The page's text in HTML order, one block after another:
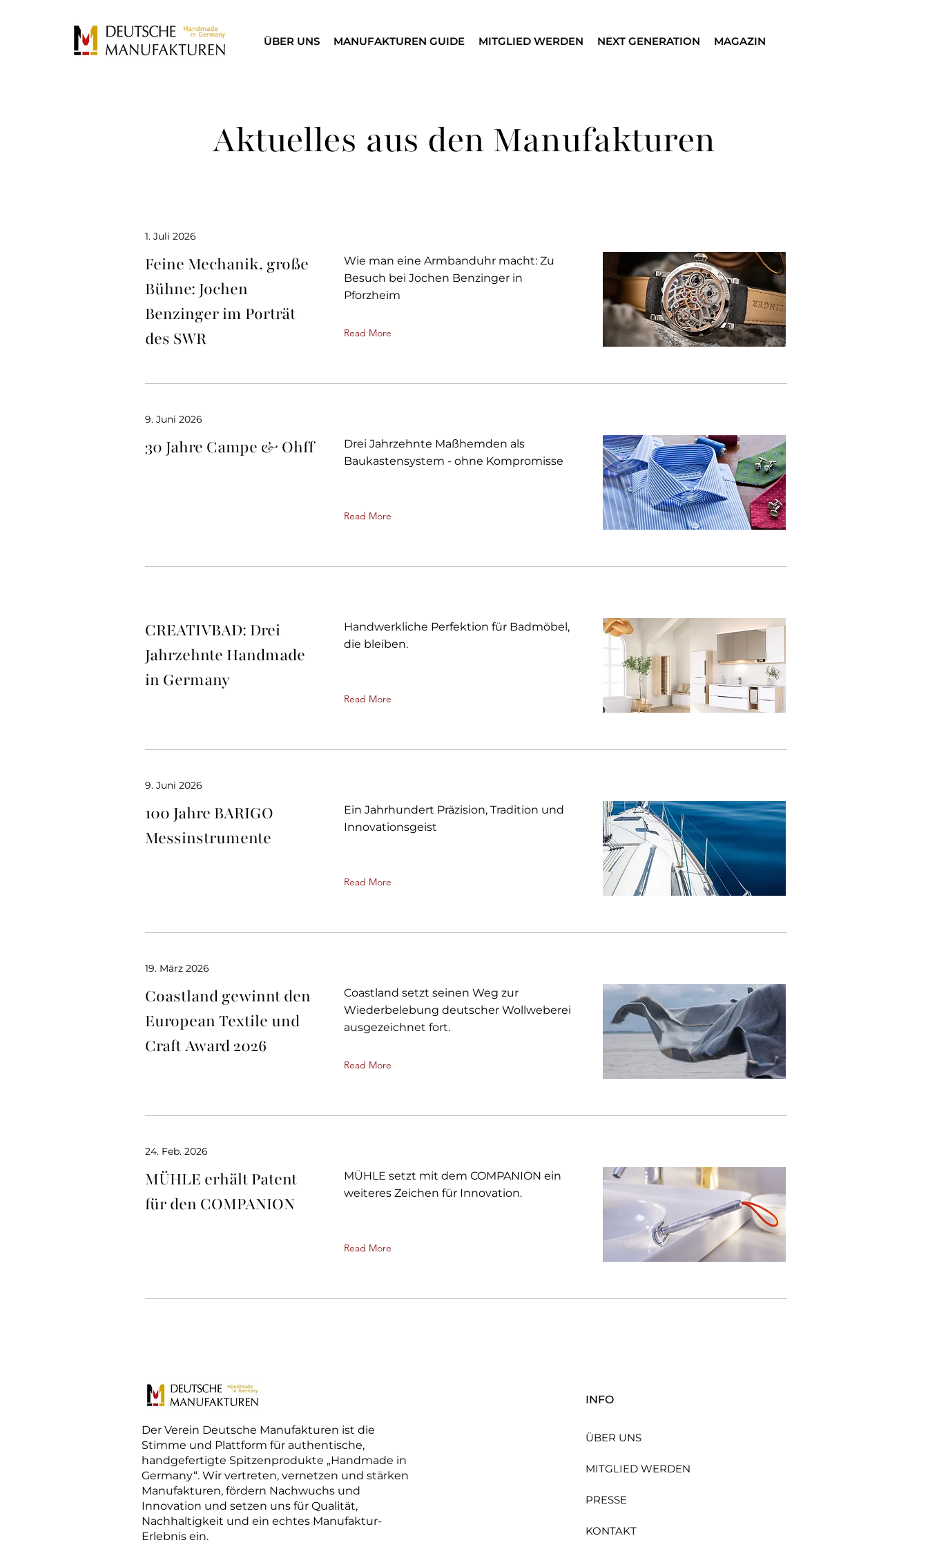
ÜBER UNS MANUFAKTUREN GUIDE MITGLIED WERDEN NEXT GENERATION MAGAZIN
Aktuelles aus den Manufakturen
1. Juli 2026
Feine Mechanik, große
Bühne: Jochen
Benzinger im Porträt
des SWR
Wie man eine Armbanduhr macht: Zu
Besuch bei Jochen Benzinger in
Pforzheim
Read More
9. Juni 2026
30 Jahre Campe & Ohff
Drei Jahrzehnte Maßhemden als
Baukastensystem - ohne Kompromisse
Read More
CREATIVBAD: Drei
Jahrzehnte Handmade
in Germany
Handwerkliche Perfektion für Badmöbel,
die bleiben.
Read More
9. Juni 2026
100 Jahre BARIGO
Messinstrumente
Ein Jahrhundert Präzision, Tradition und
Innovationsgeist
Read More
19. März 2026
Coastland gewinnt den
European Textile und
Craft Award 2026
Coastland setzt seinen Weg zur
Wiederbelebung deutscher Wollweberei
ausgezeichnet fort.
Read More
24. Feb. 2026
MÜHLE erhält Patent
für den COMPANION
MÜHLE setzt mit dem COMPANION ein
weiteres Zeichen für Innovation.
Read More
Der Verein Deutsche Manufakturen ist die
Stimme und Plattform für authentische,
handgefertigte Spitzenprodukte „Handmade in
Germany“. Wir vertreten, vernetzen und stärken
Manufakturen, fördern Nachwuchs und
Innovation und setzen uns für Qualität,
Nachhaltigkeit und ein echtes Manufaktur-
Erlebnis ein.
INFO
ÜBER UNS
MITGLIED WERDEN
PRESSE
KONTAKT